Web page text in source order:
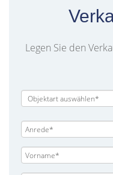
Legen Sie den